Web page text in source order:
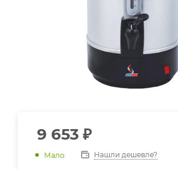
9 653 ₽
Мало Нашли дешевле?